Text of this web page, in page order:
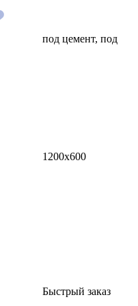
под цемент, под
1200х600
Быстрый заказ